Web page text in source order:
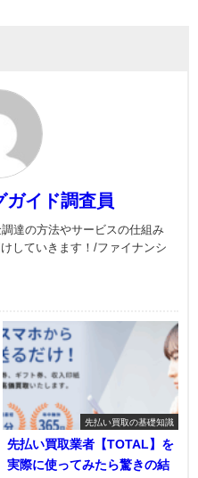
ガイド調査員
達の方法やサービスの仕組み
していきます！/ファイナンシ
先払い買取の基礎知識
先払い買取業者【TOTAL】を
実際に使ってみたら驚きの結